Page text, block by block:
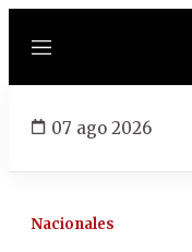
Menú
07 ago 2026
Nacionales